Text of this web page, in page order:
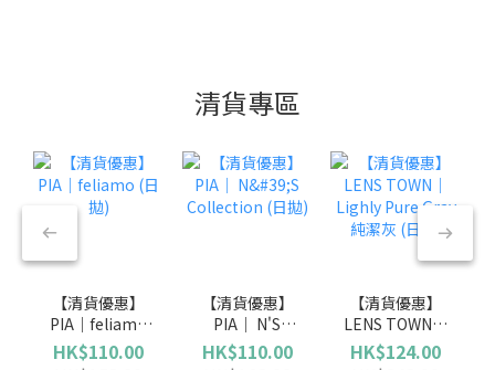
清貨專區
【清貨優惠】
PIA｜feliamo
(日拋)
HK$110.00
【清貨優惠】
PIA｜ N'S
Collection (日
HK$110.00
【清貨優惠】
LENS TOWN｜
Lighly Pure
HK$124.00